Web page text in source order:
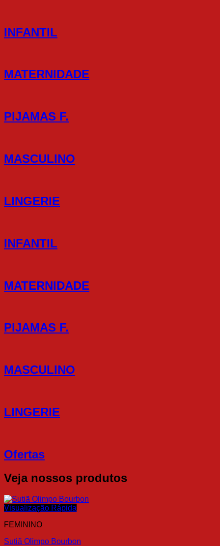
INFANTIL
MATERNIDADE
PIJAMAS F.
MASCULINO
LINGERIE
INFANTIL
MATERNIDADE
PIJAMAS F.
MASCULINO
LINGERIE
Ofertas
Veja nossos produtos
Visualização Rápida
FEMININO
Sutiã Olimpo Bourbon